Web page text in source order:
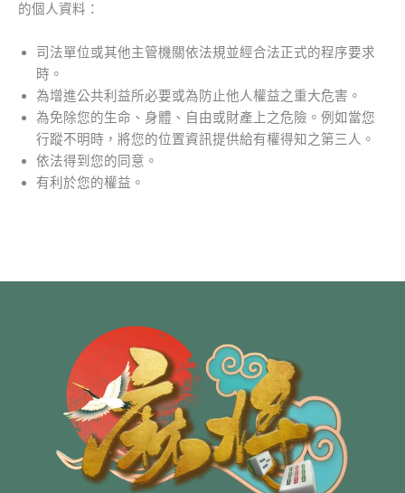
的個人資料：
司法單位或其他主管機關依法規並經合法正式的程序要求
時。
為增進公共利益所必要或為防止他人權益之重大危害。
為免除您的生命、身體、自由或財產上之危險。例如當您
行蹤不明時，將您的位置資訊提供給有權得知之第三人。
依法得到您的同意。
有利於您的權益。